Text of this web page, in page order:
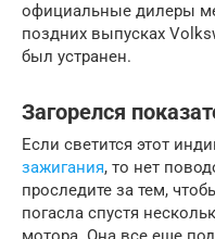
официальные дилеры
поздних выпусках
был устранен.
Загорелся
Если светится этот
зажигания, то нет
проследите за тем,
погасла спустя